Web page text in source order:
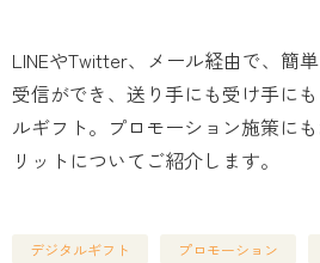
LINEやTwitter、メール経由で、簡
受信ができ、送り手にも受け手に
ルギフト。プロモーション施策に
リットについてご紹介します。
デジタルギフト プロモーション